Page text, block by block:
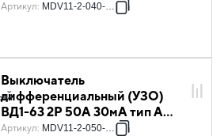
Артикул: MDV11-2-040-030
Выключатель
дифференциальный (УЗО)
ВД1-63 2Р 50А 30мА тип А
IEK
Артикул: MDV11-2-050-030